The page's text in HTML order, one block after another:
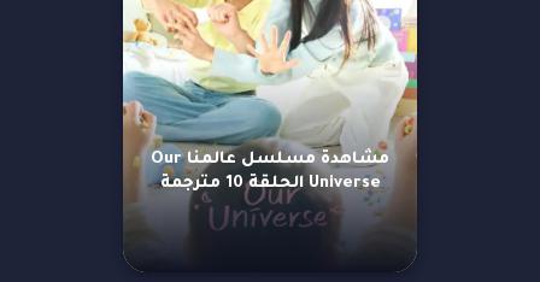
مشاهدة مسلسل عالمنا Our
Universe الحلقة 10 مترجمة